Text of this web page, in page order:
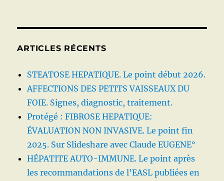
ARTICLES RÉCENTS
STEATOSE HEPATIQUE. Le point début 2026.
AFFECTIONS DES PETITS VAISSEAUX DU
FOIE. Signes, diagnostic, traitement.
Protégé : FIBROSE HEPATIQUE:
ÉVALUATION NON INVASIVE. Le point fin
2025. Sur Slideshare avec Claude EUGENE°
HÉPATITE AUTO-IMMUNE. Le point après
les recommandations de l’EASL publiées en